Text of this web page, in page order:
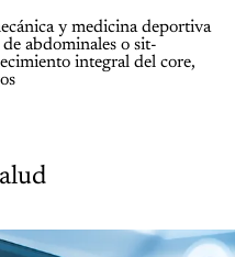
y medicina deportiva
abdominales o sit-
integral del core,